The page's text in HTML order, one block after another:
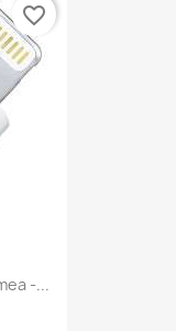
-...
favorite_border